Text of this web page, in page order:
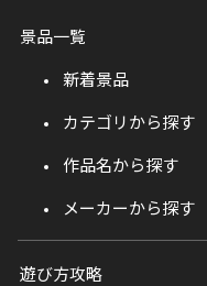
景品一覧
新着景品
カテゴリから探す
作品名から探す
メーカーから探す
遊び方攻略